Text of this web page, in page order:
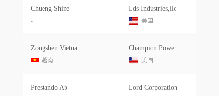
Chueng Shine
-
Lds Industries,llc
美国
Zongshen Vietnam Engine Manufacture
越南
Champion Power Equipment Inc
美国
Prestando Ab Lord Corporation